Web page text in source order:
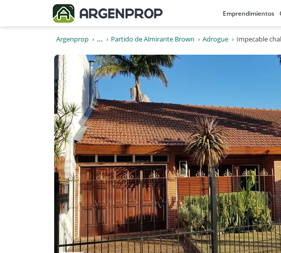
Emprendimientos
Argenprop ... Partido de Almirante Brown Adrogue Impecable